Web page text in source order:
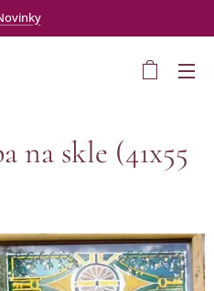
na skle (41x55